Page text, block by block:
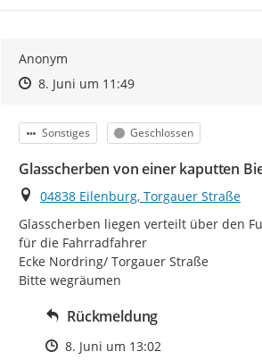
Anonym
Zeitpunkt des Erstellens
Zeitpunkt des Erstellens
8. Juni um 11:49Zur Äußerung
Kategorie
Sonstiges Status
Geschlossen
Glasscherben von einer kaputten
Ort
04838 Eilenburg, Torgauer Straße
Glasscherben liegen verteilt über den
für die Fahrradfahrer
Ecke Nordring/ Torgauer Straße
Bitte wegräumen
Rückmeldung
Zeitpunkt des Erstellens
8. Juni um 13:02